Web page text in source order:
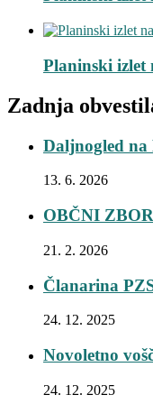
Planinski izlet
Zadnja
Daljnogled
13. 6. 2026
OBČNI
21. 2. 2026
Članarina
24. 12. 2025
Novoletno
24. 12. 2025